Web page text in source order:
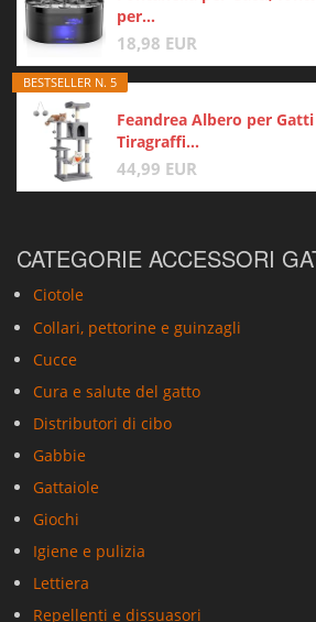
per...
18,98 EUR
BESTSELLER N. 5
Feandrea Albero per
Tiragraffi...
44,99 EUR
CATEGORIE ACCESSORI
Ciotole
Collari, pettorine e guinzagli
Cucce
Cura e salute del gatto
Distributori di cibo
Gabbie
Gattaiole
Giochi
Igiene e pulizia
Lettiera
Repellenti e dissuasori